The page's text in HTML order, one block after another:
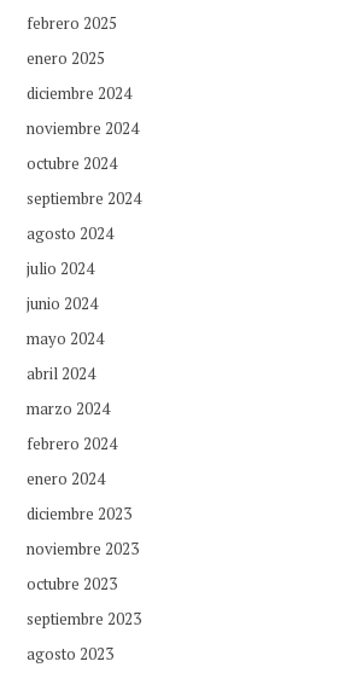
febrero 2025
enero 2025
diciembre 2024
noviembre 2024
octubre 2024
septiembre 2024
agosto 2024
julio 2024
junio 2024
mayo 2024
abril 2024
marzo 2024
febrero 2024
enero 2024
diciembre 2023
noviembre 2023
octubre 2023
septiembre 2023
agosto 2023